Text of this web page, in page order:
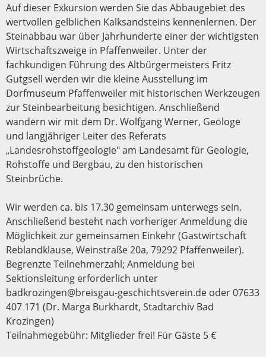
Auf dieser Exkursion werden Sie das Abbaugebiet des
wertvollen gelblichen Kalksandsteins kennenlernen. Der
Steinabbau war über Jahrhunderte einer der wichtigsten
Wirtschaftszweige in Pfaffenweiler. Unter der
fachkundigen Führung des Altbürgermeisters Fritz
Gutgsell werden wir die kleine Ausstellung im
Dorfmuseum Pfaffenweiler mit historischen Werkzeugen
zur Steinbearbeitung besichtigen. Anschließend
wandern wir mit dem Dr. Wolfgang Werner, Geologe
und langjähriger Leiter des Referats
„Landesrohstoffgeologie" am Landesamt für Geologie,
Rohstoffe und Bergbau, zu den historischen
Steinbrüche.
Wir werden ca. bis 17.30 gemeinsam unterwegs sein.
Anschließend besteht nach vorheriger Anmeldung die
Möglichkeit zur gemeinsamen Einkehr (Gastwirtschaft
Reblandklause, Weinstraße 20a, 79292 Pfaffenweiler).
Begrenzte Teilnehmerzahl; Anmeldung bei
Sektionsleitung erforderlich unter
badkrozingen@breisgau-geschichtsverein.de oder 07633
407 171 (Dr. Marga Burkhardt, Stadtarchiv Bad
Krozingen)
Teilnahmegebühr: Mitglieder frei! Für Gäste 5 €